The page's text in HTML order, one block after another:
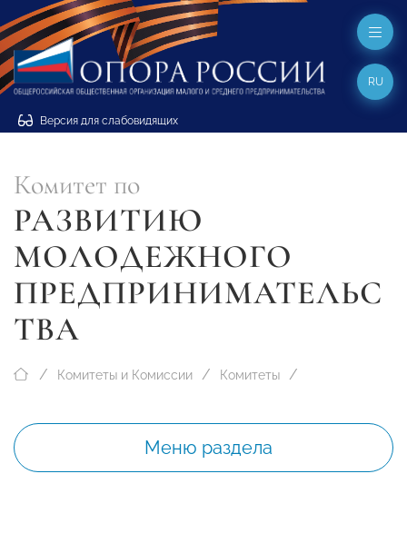
Версия для слабовидящих
RU
Комитет по
РАЗВИТИЮ
МОЛОДЕЖНОГО
ПРЕДПРИНИМАТЕЛЬС
ТВА
Комитеты и Комиссии Комитеты
Меню раздела